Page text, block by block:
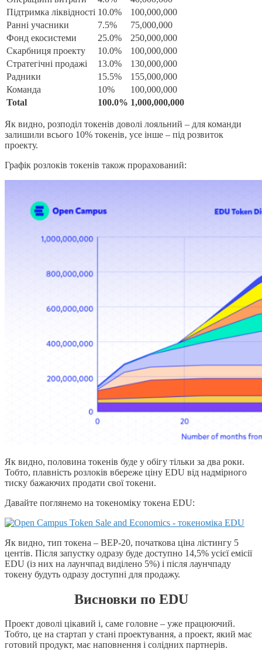
Підтримка ліквідності 10.0%
100,000,000
Ранні учасники
7.5%
75,000,000
Фонд екосистеми
25.0%
250,000,000
Скарбниця проекту
10.0%
100,000,000
Стратегічні продажі
13.0%
130,000,000
Радники
15.5%
155,000,000
Команда
10%
100,000,000
Total
100.0% 1,000,000,000
Як видно, розподіл токенів доволі лояльний – для команди
залишили всього 10% токенів, усе інше – під розвиток
проекту.
Графік розлоків токенів також прорахований:
Як видно, половина токенів буде у обігу тільки за два роки.
Тобто, плавність розлоків вбереже ціну EDU від надмірного
тиску бажаючих продати свої токени.
Давайте поглянемо на токеноміку токена EDU:
Як видно, тип токена – BEP-20, початкова ціна лістингу 5
центів. Після запустку одразу буде доступно 14,5% усієї емісії
EDU (із них на лаунчпад виділено 5%) і після лаунчпаду
токену будуть одразу доступні для продажу.
Висновки по EDU
Проект доволі цікавий і, саме головне – уже працюючий.
Тобто, це на стартап у стані проектування, а проект, який має
готовий продукт, має наповнення і солідних партнерів.